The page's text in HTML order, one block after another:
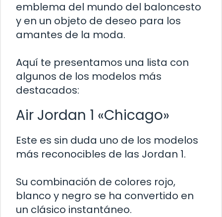
emblema del mundo del baloncesto
y en un objeto de deseo para los
amantes de la moda.
Aquí te presentamos una lista con
algunos de los modelos más
destacados:
Air Jordan 1 «Chicago»
Este es sin duda uno de los modelos
más reconocibles de las Jordan 1.
Su combinación de colores rojo,
blanco y negro se ha convertido en
un clásico instantáneo.